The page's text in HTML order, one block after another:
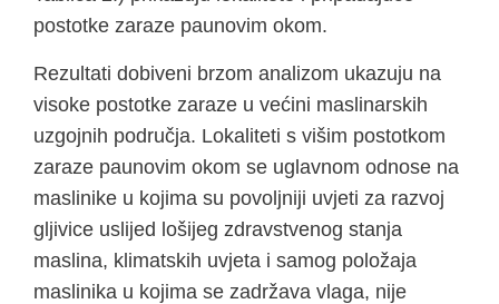
postotke zaraze paunovim okom.
Rezultati dobiveni brzom analizom ukazuju na
visoke postotke zaraze u većini maslinarskih
uzgojnih područja. Lokaliteti s višim postotkom
zaraze paunovim okom se uglavnom odnose na
maslinike u kojima su povoljniji uvjeti za razvoj
gljivice uslijed lošijeg zdravstvenog stanja
maslina, klimatskih uvjeta i samog položaja
maslinika u kojima se zadržava vlaga, nije